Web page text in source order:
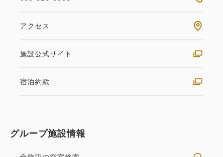
アクセス
施設公式サイト
宿泊約款
グループ施設情報